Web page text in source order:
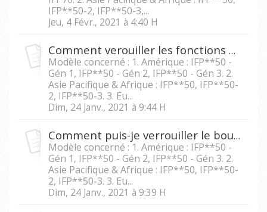
IFP**50-2, IFP**50-3,...
Jeu, 4 Févr., 2021 à 4:40 H
Comment verouiller les fonctions menu et entrée sur le IFP5550/IFP 6550/IFP7550/IFP8650?
Modèle concerné : 1. Amérique : IFP**50 -
Gén 1, IFP**50 - Gén 2, IFP**50 - Gén 3. 2.
Asie Pacifique & Afrique : IFP**50, IFP**50-
2, IFP**50-3. 3. Eu...
Dim, 24 Janv., 2021 à 9:44 H
Comment puis-je verrouiller le bouton d'alimentation sur le IFP5550/IFP6550/IFP 7550/IFP8650?
Modèle concerné : 1. Amérique : IFP**50 -
Gén 1, IFP**50 - Gén 2, IFP**50 - Gén 3. 2.
Asie Pacifique & Afrique : IFP**50, IFP**50-
2, IFP**50-3. 3. Eu...
Dim, 24 Janv., 2021 à 9:39 H